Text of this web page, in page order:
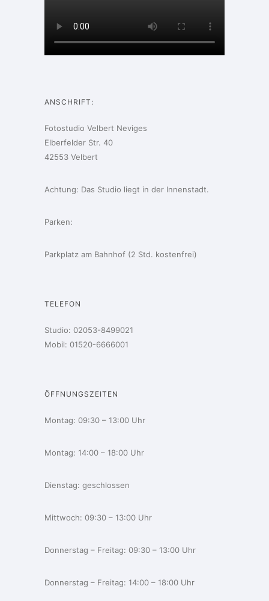
ANSCHRIFT:
Fotostudio Velbert Neviges
Elberfelder Str. 40
42553 Velbert
Achtung: Das Studio liegt in der Innenstadt.
Parken:
Parkplatz am Bahnhof (2 Std. kostenfrei)
TELEFON
Studio: 02053-8499021
Mobil: 01520-6666001
ÖFFNUNGSZEITEN
Montag: 09:30 – 13:00 Uhr
Montag: 14:00 – 18:00 Uhr
Dienstag: geschlossen
Mittwoch: 09:30 – 13:00 Uhr
Donnerstag – Freitag: 09:30 – 13:00 Uhr
Donnerstag – Freitag: 14:00 – 18:00 Uhr